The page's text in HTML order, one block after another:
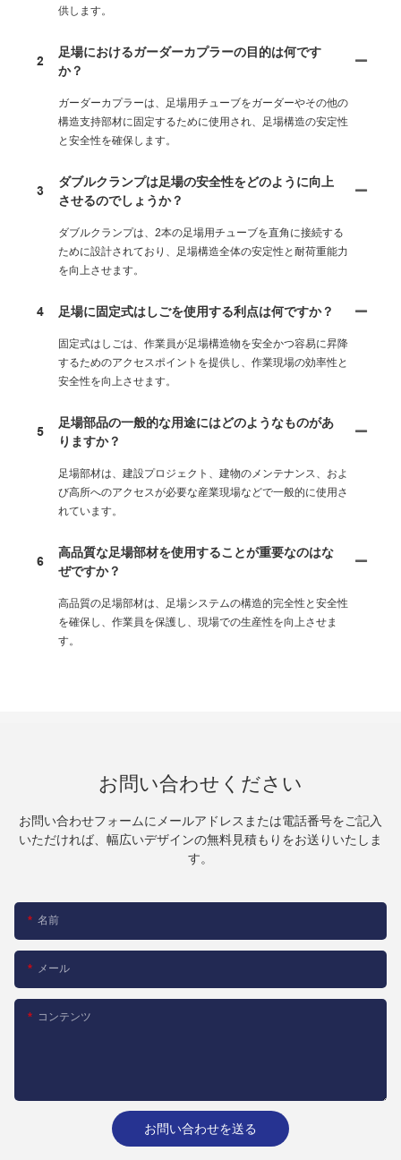
供します。
2
足場におけるガーダーカプラーの目的は何です
か？
ガーダーカプラーは、足場用チューブをガーダーやその他の
構造支持部材に固定するために使用され、足場構造の安定性
と安全性を確保します。
3
ダブルクランプは足場の安全性をどのように向上
させるのでしょうか？
ダブルクランプは、2本の足場用チューブを直角に接続する
ために設計されており、足場構造全体の安定性と耐荷重能力
を向上させます。
4 足場に固定式はしごを使用する利点は何ですか？
固定式はしごは、作業員が足場構造物を安全かつ容易に昇降
するためのアクセスポイントを提供し、作業現場の効率性と
安全性を向上させます。
5
足場部品の一般的な用途にはどのようなものがあ
りますか？
足場部材は、建設プロジェクト、建物のメンテナンス、およ
び高所へのアクセスが必要な産業現場などで一般的に使用さ
れています。
6
高品質な足場部材を使用することが重要なのはな
ぜですか？
高品質の足場部材は、足場システムの構造的完全性と安全性
を確保し、作業員を保護し、現場での生産性を向上させま
す。
お問い合わせください
お問い合わせフォームにメールアドレスまたは電話番号をご記入
いただければ、幅広いデザインの無料見積もりをお送りいたしま
す。
名前
メール
コンテンツ
お問い合わせを送る